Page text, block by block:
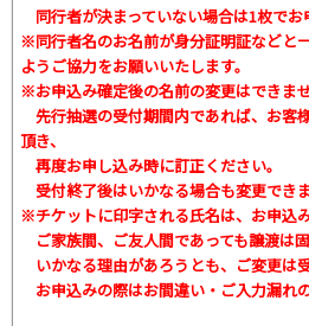
同行者が決まっていない場合は1枚でお
※同行者名のお名前が身分証明証などと
ようご協力をお願いいたします。
※お申込み確定後の名前の変更はできませ
先行抽選の受付期間内であれば、お客
頂き、
再度お申し込み時に訂正ください。
受付終了後はいかなる場合も変更できま
※チケットに印字される氏名は、お申込
ご家族間、ご友人間であっても譲渡は
いかなる理由があろうとも、ご変更は
お申込みの際はお間違い・ご入力漏れ